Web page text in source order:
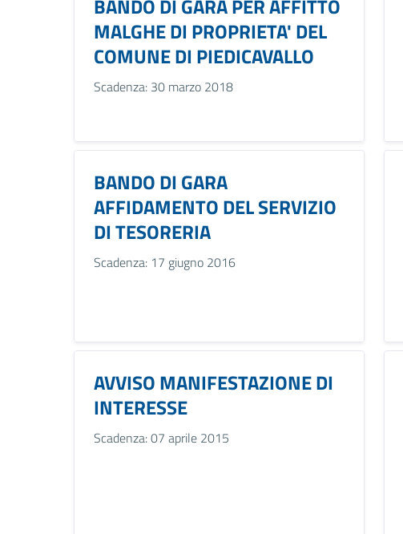
BANDO DI GARA PER AFFITTO
MALGHE DI PROPRIETA' DEL
COMUNE DI PIEDICAVALLO
Scadenza: 30 marzo 2018
BANDO DI GARA
AFFIDAMENTO DEL SERVIZIO
DI TESORERIA
Scadenza: 17 giugno 2016
AVVISO MANIFESTAZIONE DI
INTERESSE
Scadenza: 07 aprile 2015